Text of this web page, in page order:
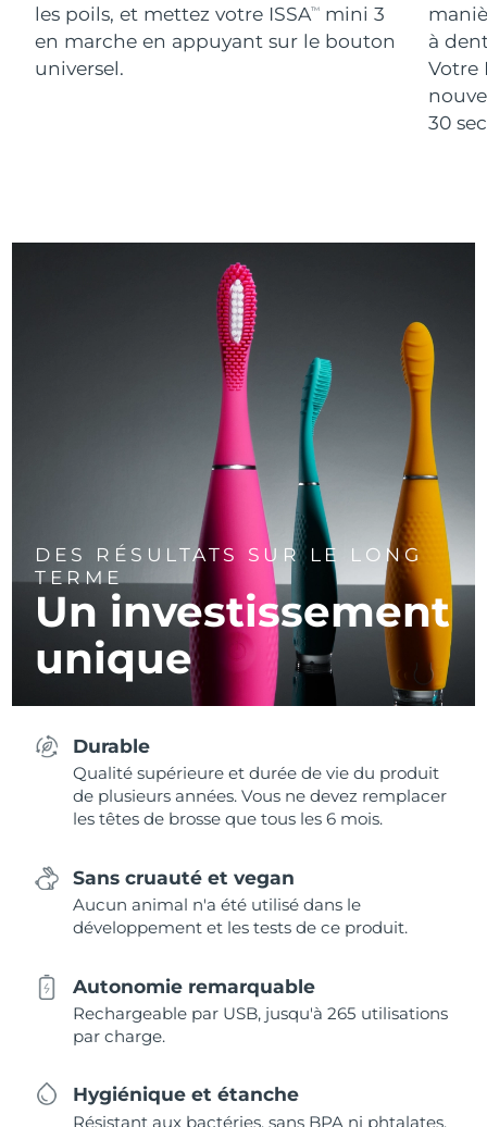
les poils, et mettez votre ISSATM
mini 3
en marche en appuyant sur le bouton
universel.
à
Votre
30
DES RÉSULTATS SUR LE LONG
TERME
Un investissement
unique
Durable
Qualité supérieure et durée de vie du produit
de plusieurs années. Vous ne devez remplacer
les têtes de brosse que tous les 6 mois.
Sans cruauté et vegan
Aucun animal n'a été utilisé dans le
développement et les tests de ce produit.
Autonomie remarquable
Rechargeable par USB, jusqu'à 265 utilisations
par charge.
Hygiénique et étanche
Résistant aux bactéries, sans BPA ni phtalates,